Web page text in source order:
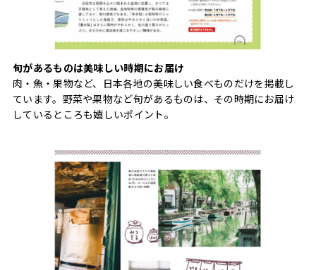
旬があるものは美味しい時期にお届け
肉・魚・果物など、日本各地の美味しい食べものだけを掲載し
ています。野菜や果物など旬があるものは、その時期にお届け
しているところも嬉しいポイント。